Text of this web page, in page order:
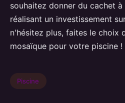
souhaitez donner du cachet
réalisant un investissement
n'hésitez plus, faites le choix
mosaïque pour votre piscine !
Piscine